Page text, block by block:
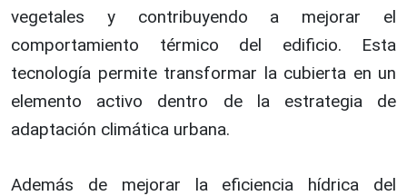
vegetales y contribuyendo a mejorar el
comportamiento térmico del edificio. Esta
tecnología permite transformar la cubierta en un
elemento activo dentro de la estrategia de
adaptación climática urbana.
Además de mejorar la eficiencia hídrica del